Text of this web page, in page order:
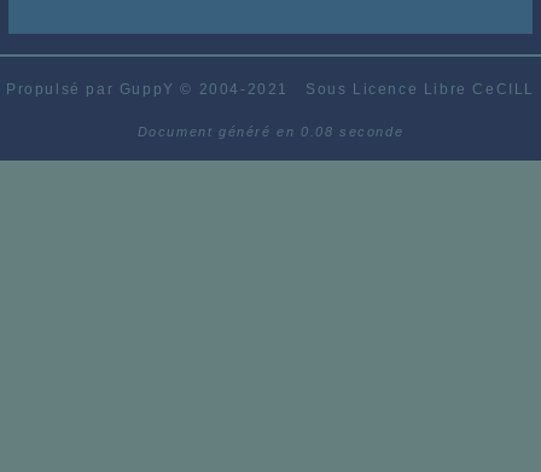
Propulsé par GuppY© 2004-2021 Sous Licence Libre CeCILL
Document généré en 0.08 seconde